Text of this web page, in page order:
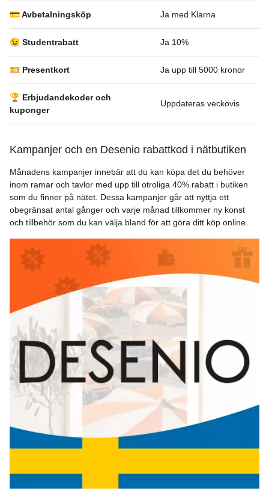
💳 Avbetalningsköp Ja med Klarna
😉 Studentrabatt Ja 10%
🎫 Presentkort Ja upp till 5000 kronor
🏆 Erbjudandekoder och
kuponger
Uppdateras veckovis
Kampanjer och en Desenio rabattkod i nätbutiken
Månadens kampanjer innebär att du kan köpa det du behöver
inom ramar och tavlor med upp till otroliga 40% rabatt i butiken
som du finner på nätet. Dessa kampanjer går att nyttja ett
obegränsat antal gånger och varje månad tillkommer ny konst
och tillbehör som du kan välja bland för att göra ditt köp online.